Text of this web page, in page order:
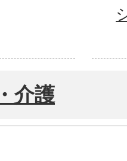
介護